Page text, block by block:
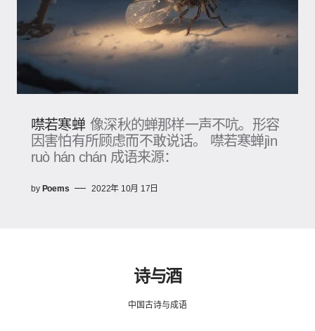
噤若寒蝉 像深秋的蝉那样一声不吭。形容
因害怕有所顾虑而不敢说话。 噤若寒蝉jìn
ruò hán chán 成语来源：
by Poems 2022年 10月 17日
诗与酒
中国古诗与成语